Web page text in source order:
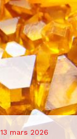
13 mars 2026